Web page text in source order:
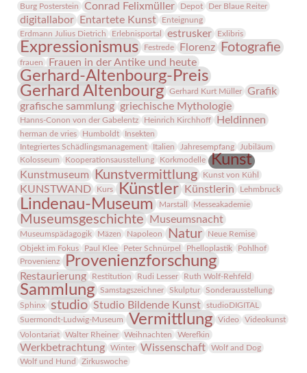
Burg Posterstein Conrad Felixmüller Depot Der Blaue Reiter
digitallabor Entartete Kunst
Enteignung
Erdmann Julius Dietrich
Erlebnisportal estrusker Exlibris
Expressionismus Festrede Florenz Fotografie
frauen Frauen in der Antike und heute
Gerhard-Altenbourg-Preis
Gerhard Altenbourg
Gerhard Kurt Müller
Grafik
grafische sammlung griechische Mythologie
Hanns-Conon von der Gabelentz Heinrich Kirchhoff Heldinnen
herman de vries Humboldt
Insekten
Integriertes Schädlingsmanagement
Italien Jahresempfang
Jubiläum
Kolosseum
Kooperationsausstellung Korkmodelle Kunst
Kunstmuseum Kunstvermittlung Kunst von Kühl
KUNSTWAND Kurs Künstler Künstlerin Lehmbruck
Lindenau-Museum Marstall Messeakademie
Museumsgeschichte Museumsnacht
Museumspädagogik Mäzen Napoleon Natur
Neue Remise
Objekt im Fokus
Paul Klee Peter Schnürpel Phelloplastik
Pohlhof
Provenienz
Provenienzforschung
Restaurierung Restitution Rudi Lesser Ruth Wolf-Rehfeld
Sammlung Samstagszeichner Skulptur
Sonderausstellung
Sphinx
studio Studio Bildende Kunst
studioDIGITAL
Suermondt-Ludwig-Museum
Vermittlung Video
Videokunst
Volontariat
Walter Rheiner Weihnachten Werefkin
Werkbetrachtung Winter Wissenschaft
Wolf and Dog
Wolf und Hund
Zirkuswoche